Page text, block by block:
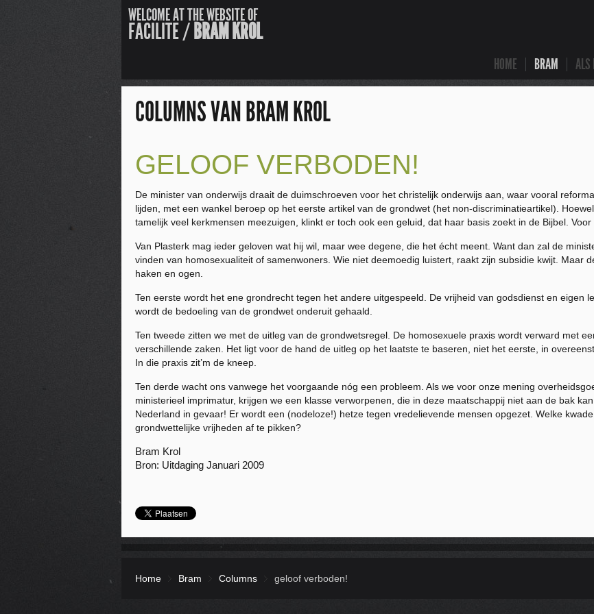
WELCOME AT THE WEBSITE OF
FACILITE / BRAM KROL
HOME BRAM ALS
COLUMNS VAN BRAM KROL
GELOOF VERBODEN!
De minister van onderwijs draait de duimschroeven voor het christelijk onderwijs aan, waar vooral
lijden, met een wankel beroep op het eerste artikel van de grondwet (het non-discriminatieartikel).
tamelijk veel kerkmensen meezuigen, klinkt er toch ook een geluid, dat haar basis zoekt in de Bijbel. Voor
Van Plasterk mag ieder geloven wat hij wil, maar wee degene, die het écht meent. Want dan zal de
vinden van homosexualiteit of samenwoners. Wie niet deemoedig luistert, raakt zijn subsidie kwijt. Maar
haken en ogen.
Ten eerste wordt het ene grondrecht tegen het andere uitgespeeld. De vrijheid van godsdienst en eigen
wordt de bedoeling van de grondwet onderuit gehaald.
Ten tweede zitten we met de uitleg van de grondwetsregel. De homosexuele praxis wordt verward met
verschillende zaken. Het ligt voor de hand de uitleg op het laatste te baseren, niet het eerste, in
In die praxis zit’m de kneep.
Ten derde wacht ons vanwege het voorgaande nóg een probleem. Als we voor onze mening
ministerieel imprimatur, krijgen we een klasse verworpenen, die in deze maatschappij niet aan de bak
Nederland in gevaar! Er wordt een (nodeloze!) hetze tegen vredelievende mensen opgezet. Welke
grondwettelijke vrijheden af te pikken?
Bram Krol
Bron: Uitdaging Januari 2009
Home Bram Columns geloof verboden!